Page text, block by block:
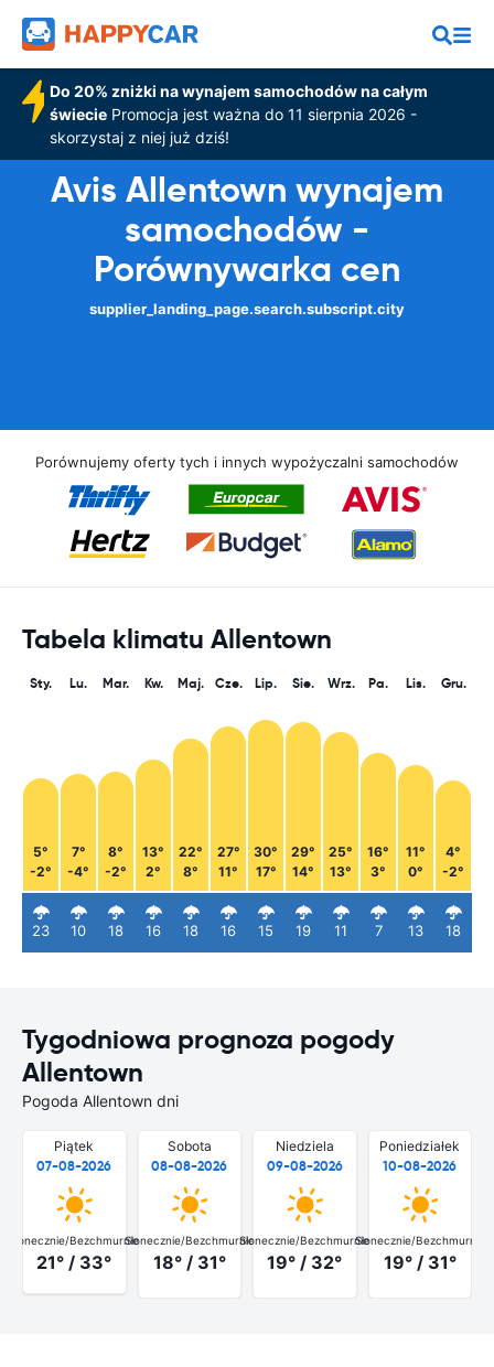
Do 20% zniżki na wynajem samochodów na całym
świeciePromocja jest ważna do 11 sierpnia 2026 -
skorzystaj z niej już dziś!
Avis Allentown wynajem
samochodów -
Porównywarka cen
supplier_landing_page.search.subscript.city
Porównujemy oferty tych i innych wypożyczalni samochodów
Tabela klimatu Allentown
Sty.
5°
-2°
23
Lu.
7°
-4°
10
Mar.
8°
-2°
18
Kw.
13°
2°
16
Maj.
22°
8°
18
Cze.
27°
11°
16
Lip.
30°
17°
15
Sie.
29°
14°
19
Wrz.
25°
13°
11
Pa.
16°
3°
7
Lis.
11°
0°
13
Gru.
4°
-2°
18
Tygodniowa prognoza pogody
Allentown
Pogoda Allentown dni
Piątek
07-08-2026
Słonecznie/Bezchmurnie
21° / 33°
Sobota
08-08-2026
Słonecznie/Bezchmurnie
18° / 31°
Niedziela
09-08-2026
Słonecznie/Bezchmurnie
19° / 32°
Poniedziałek
10-08-2026
Słonecznie/Bezchmurnie
19° / 31°